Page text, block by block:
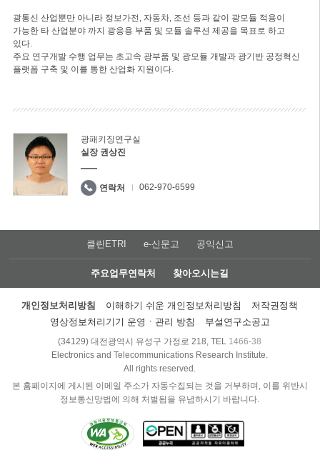
광통신 산업뿐만 아니라 정보가전, 자동차, 조선 등과 같이 광모듈 적용이
가능한 타 산업분야 까지 광응용 부품 및 모듈 솔루션 제공을 목표로 하고
있다.
주요 연구개발 수행 업무는 초고속 광부품 및 광모듈 개발과 광기반 공정혁신
플랫폼 구축 및 이를 통한 산업화 지원이다.
광패키징연구실
실장 권상진
연락처 062-970-6599
클린ETRI e-신문고 공익신고
주요업무연락처 찾아오시는길
개인정보처리방침 이해하기 쉬운 개인정보처리방침
저작권정책
영상정보처리기기 운영ㆍ관리 방침
부설연구소공고
(34129) 대전광역시 유성구 가정로 218, TEL 1466-38
Electronics and Telecommunications Research Institute.
All rights reserved.
본 홈페이지에 게시된 이메일 주소가 자동수집되는 것을 거부하며, 이를 위반시
정보통신망법에 의해 처벌됨을 유념하시기 바랍니다.